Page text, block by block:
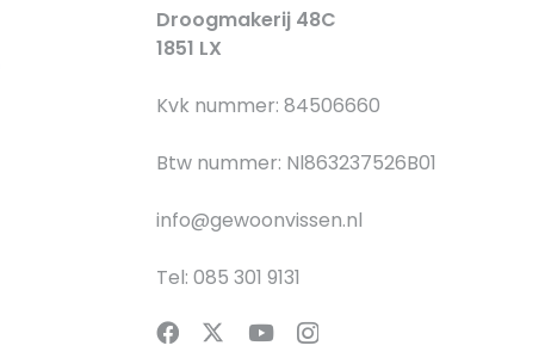
Droogmakerij 48C
1851 LX
Kvk nummer: 84506660
Btw nummer: Nl863237526B01
info@gewoonvissen.nl
Tel: 085 301 9131